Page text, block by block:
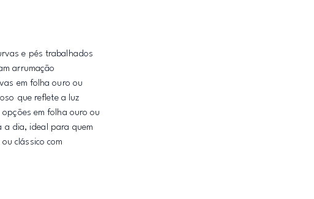
e pés trabalhados
arrumação
em folha ouro ou
que reflete a luz
em folha ouro ou
a dia, ideal para quem
clássico com